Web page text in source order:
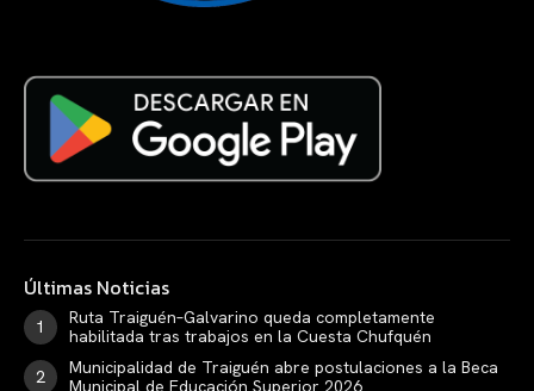
Últimas Noticias
Ruta Traiguén–Galvarino queda completamente
habilitada tras trabajos en la Cuesta Chufquén
Municipalidad de Traiguén abre postulaciones a la Beca
Municipal de Educación Superior 2026